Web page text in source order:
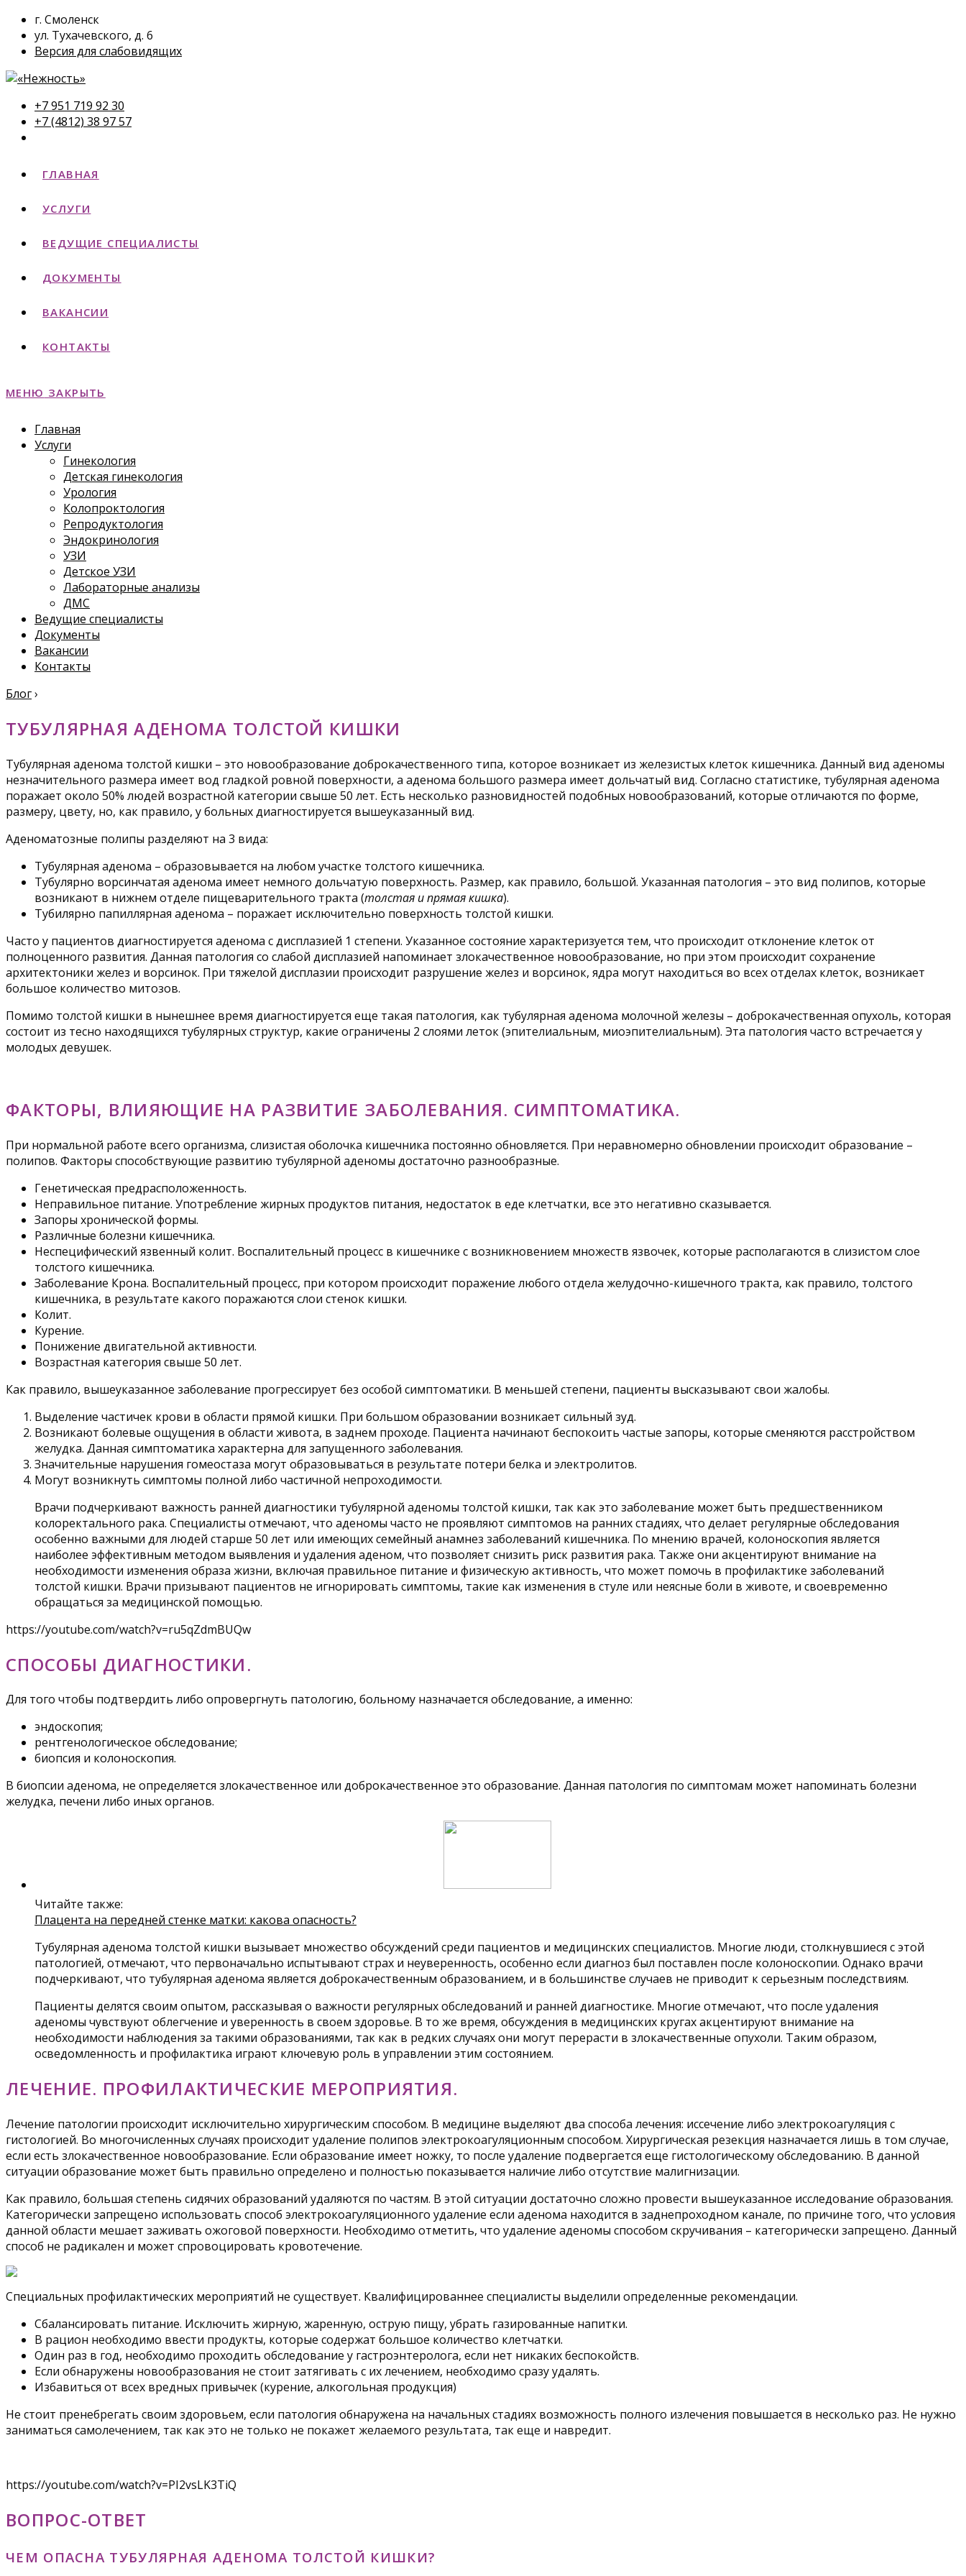
г. Смоленск
ул. Тухачевского, д. 6
Версия для слабовидящих
+7 951 719 92 30
+7 (4812) 38 97 57
ГЛАВНАЯ
УСЛУГИ
ВЕДУЩИЕ СПЕЦИАЛИСТЫ
ДОКУМЕНТЫ
ВАКАНСИИ
КОНТАКТЫ
МЕНЮ ЗАКРЫТЬ
Главная
Услуги
Гинекология
Детская гинекология
Урология
Колопроктология
Репродуктология
Эндокринология
УЗИ
Детское УЗИ
Лабораторные анализы
ДМС
Ведущие специалисты
Документы
Вакансии
Контакты
Блог›
ТУБУЛЯРНАЯ АДЕНОМА ТОЛСТОЙ КИШКИ
Тубулярная аденома толстой кишки – это новообразование доброкачественного типа, которое возникает из железистых клеток кишечника. Данный вид аденомы
незначительного размера имеет вод гладкой ровной поверхности, а аденома большого размера имеет дольчатый вид. Согласно статистике, тубулярная аденома
поражает около 50% людей возрастной категории свыше 50 лет. Есть несколько разновидностей подобных новообразований, которые отличаются по форме,
размеру, цвету, но, как правило, у больных диагностируется вышеуказанный вид.
Аденоматозные полипы разделяют на 3 вида:
Тубулярная аденома – образовывается на любом участке толстого кишечника.
Тубулярно ворсинчатая аденома имеет немного дольчатую поверхность. Размер, как правило, большой. Указанная патология – это вид полипов, которые
возникают в нижнем отделе пищеварительного тракта (толстая и прямая кишка).
Тубилярно папиллярная аденома – поражает исключительно поверхность толстой кишки.
Часто у пациентов диагностируется аденома с дисплазией 1 степени. Указанное состояние характеризуется тем, что происходит отклонение клеток от
полноценного развития. Данная патология со слабой дисплазией напоминает злокачественное новообразование, но при этом происходит сохранение
архитектоники желез и ворсинок. При тяжелой дисплазии происходит разрушение желез и ворсинок, ядра могут находиться во всех отделах клеток, возникает
большое количество митозов.
Помимо толстой кишки в нынешнее время диагностируется еще такая патология, как тубулярная аденома молочной железы – доброкачественная опухоль, которая
состоит из тесно находящихся тубулярных структур, какие ограничены 2 слоями леток (эпителиальным, миоэпителиальным). Эта патология часто встречается у
молодых девушек.
ФАКТОРЫ, ВЛИЯЮЩИЕ НА РАЗВИТИЕ ЗАБОЛЕВАНИЯ. СИМПТОМАТИКА.
При нормальной работе всего организма, слизистая оболочка кишечника постоянно обновляется. При неравномерно обновлении происходит образование –
полипов. Факторы способствующие развитию тубулярной аденомы достаточно разнообразные.
Генетическая предрасположенность.
Неправильное питание. Употребление жирных продуктов питания, недостаток в еде клетчатки, все это негативно сказывается.
Запоры хронической формы.
Различные болезни кишечника.
Неспецифический язвенный колит. Воспалительный процесс в кишечнике с возникновением множеств язвочек, которые располагаются в слизистом слое
толстого кишечника.
Заболевание Крона. Воспалительный процесс, при котором происходит поражение любого отдела желудочно-кишечного тракта, как правило, толстого
кишечника, в результате какого поражаются слои стенок кишки.
Колит.
Курение.
Понижение двигательной активности.
Возрастная категория свыше 50 лет.
Как правило, вышеуказанное заболевание прогрессирует без особой симптоматики. В меньшей степени, пациенты высказывают свои жалобы.
Выделение частичек крови в области прямой кишки. При большом образовании возникает сильный зуд.
Возникают болевые ощущения в области живота, в заднем проходе. Пациента начинают беспокоить частые запоры, которые сменяются расстройством
желудка. Данная симптоматика характерна для запущенного заболевания.
Значительные нарушения гомеостаза могут образовываться в результате потери белка и электролитов.
Могут возникнуть симптомы полной либо частичной непроходимости.
Врачи подчеркивают важность ранней диагностики тубулярной аденомы толстой кишки, так как это заболевание может быть предшественником
колоректального рака. Специалисты отмечают, что аденомы часто не проявляют симптомов на ранних стадиях, что делает регулярные обследования
особенно важными для людей старше 50 лет или имеющих семейный анамнез заболеваний кишечника. По мнению врачей, колоноскопия является
наиболее эффективным методом выявления и удаления аденом, что позволяет снизить риск развития рака. Также они акцентируют внимание на
необходимости изменения образа жизни, включая правильное питание и физическую активность, что может помочь в профилактике заболеваний
толстой кишки. Врачи призывают пациентов не игнорировать симптомы, такие как изменения в стуле или неясные боли в животе, и своевременно
обращаться за медицинской помощью.
https://youtube.com/watch?v=ru5qZdmBUQw
СПОСОБЫ ДИАГНОСТИКИ.
Для того чтобы подтвердить либо опровергнуть патологию, больному назначается обследование, а именно:
эндоскопия;
рентгенологическое обследование;
биопсия и колоноскопия.
В биопсии аденома, не определяется злокачественное или доброкачественное это образование. Данная патология по симптомам может напоминать болезни
желудка, печени либо иных органов.
Читайте также:
Плацента на передней стенке матки: какова опасность?
Тубулярная аденома толстой кишки вызывает множество обсуждений среди пациентов и медицинских специалистов. Многие люди, столкнувшиеся с этой
патологией, отмечают, что первоначально испытывают страх и неуверенность, особенно если диагноз был поставлен после колоноскопии. Однако врачи
подчеркивают, что тубулярная аденома является доброкачественным образованием, и в большинстве случаев не приводит к серьезным последствиям.
Пациенты делятся своим опытом, рассказывая о важности регулярных обследований и ранней диагностике. Многие отмечают, что после удаления
аденомы чувствуют облегчение и уверенность в своем здоровье. В то же время, обсуждения в медицинских кругах акцентируют внимание на
необходимости наблюдения за такими образованиями, так как в редких случаях они могут перерасти в злокачественные опухоли. Таким образом,
осведомленность и профилактика играют ключевую роль в управлении этим состоянием.
ЛЕЧЕНИЕ. ПРОФИЛАКТИЧЕСКИЕ МЕРОПРИЯТИЯ.
Лечение патологии происходит исключительно хирургическим способом. В медицине выделяют два способа лечения: иссечение либо электрокоагуляция с
гистологией. Во многочисленных случаях происходит удаление полипов электрокоагуляционным способом. Хирургическая резекция назначается лишь в том случае,
если есть злокачественное новообразование. Если образование имеет ножку, то после удаление подвергается еще гистологическому обследованию. В данной
ситуации образование может быть правильно определено и полностью показывается наличие либо отсутствие малигнизации.
Как правило, большая степень сидячих образований удаляются по частям. В этой ситуации достаточно сложно провести вышеуказанное исследование образования.
Категорически запрещено использовать способ электрокоагуляционного удаление если аденома находится в заднепроходном канале, по причине того, что условия
данной области мешает заживать ожоговой поверхности. Необходимо отметить, что удаление аденомы способом скручивания – категорически запрещено. Данный
способ не радикален и может спровоцировать кровотечение.
Специальных профилактических мероприятий не существует. Квалифицированнее специалисты выделили определенные рекомендации.
Сбалансировать питание. Исключить жирную, жаренную, острую пищу, убрать газированные напитки.
В рацион необходимо ввести продукты, которые содержат большое количество клетчатки.
Один раз в год, необходимо проходить обследование у гастроэнтеролога, если нет никаких беспокойств.
Если обнаружены новообразования не стоит затягивать с их лечением, необходимо сразу удалять.
Избавиться от всех вредных привычек (курение, алкогольная продукция)
Не стоит пренебрегать своим здоровьем, если патология обнаружена на начальных стадиях возможность полного излечения повышается в несколько раз. Не нужно
заниматься самолечением, так как это не только не покажет желаемого результата, так еще и навредит.
https://youtube.com/watch?v=PI2vsLK3TiQ
ВОПРОС-ОТВЕТ
ЧЕМ ОПАСНА ТУБУЛЯРНАЯ АДЕНОМА ТОЛСТОЙ КИШКИ?